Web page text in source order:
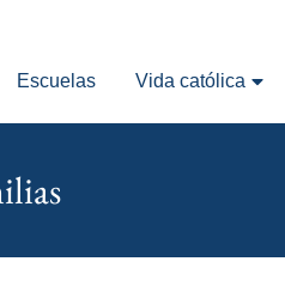
Escuelas Vida católica